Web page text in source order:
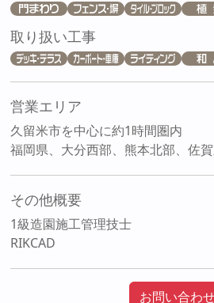
取り扱い工事
営業エリア
久留米市を中心に約1時間圏内
福岡県、大分西部、熊本北部、佐
その他概要
1級造園施工管理技士
RIKCAD
お問い合わ